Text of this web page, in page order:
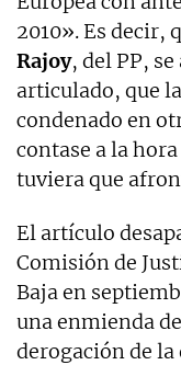
2010». Es decir,
Rajoy, del PP,
articulado, que
condenado en
contase a la
tuviera que
El artículo
Comisión de
Baja en
una enmienda
derogación de